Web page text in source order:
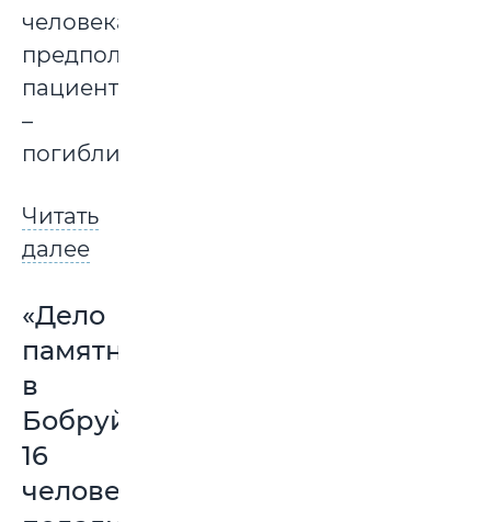
человека,
предположительно,
пациенты
–
погибли.
Читать
далее
«Дело
памятников»:
в
Бобруйске
16
человек